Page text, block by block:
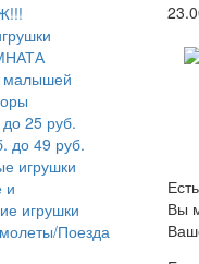
малышей
25 руб.
до 49 руб.
игрушки
и
игрушки
Поезда
Вы